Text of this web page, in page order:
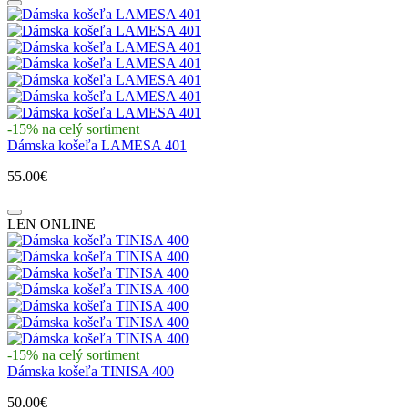
-15% na celý sortiment
Dámska košeľa LAMESA 401
55.00€
LEN ONLINE
-15% na celý sortiment
Dámska košeľa TINISA 400
50.00€